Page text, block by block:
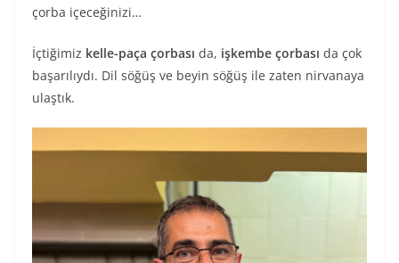
çorba içeceğinizi…
İçtiğimiz kelle-paça çorbası da, işkembe çorbası da çok
başarılıydı. Dil söğüş ve beyin söğüş ile zaten nirvanaya
ulaştık.